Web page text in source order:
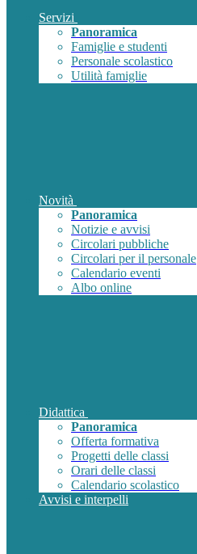
Servizi
Panoramica
Famiglie e studenti
Personale scolastico
Utilità famiglie
Novità
Panoramica
Notizie e avvisi
Circolari pubbliche
Circolari per il personale
Calendario eventi
Albo online
Didattica
Panoramica
Offerta formativa
Progetti delle classi
Orari delle classi
Calendario scolastico
Avvisi e interpelli